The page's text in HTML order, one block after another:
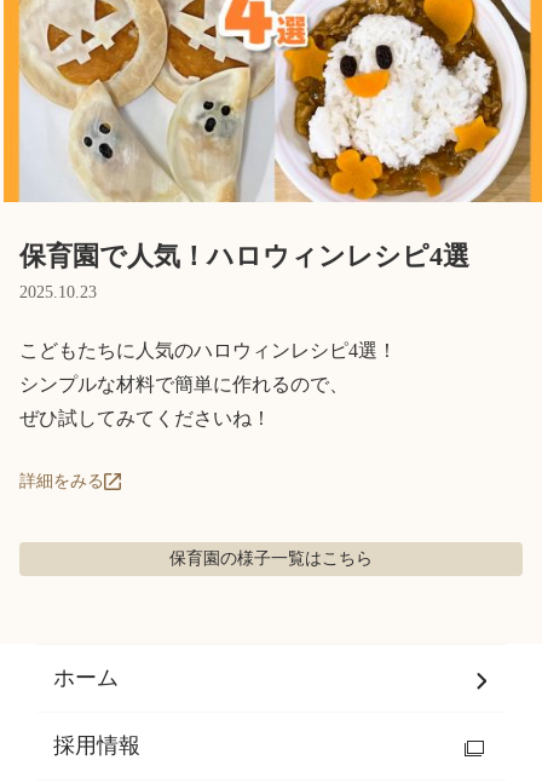
Language
ホーム
利用者の声
保育園で人気！ハロウィンレシピ4選
2025.10.23
こどもたちに人気のハロウィンレシピ4選！
シンプルな材料で簡単に作れるので、
ぜひ試してみてくださいね！
詳細をみる
保育園の様子一覧はこちら
ホーム
採用情報